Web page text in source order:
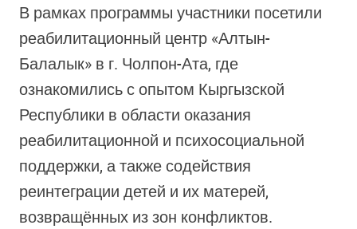
В рамках программы участники посетили
реабилитационный центр «Алтын-
Балалык» в г. Чолпон-Ата, где
ознакомились с опытом Кыргызской
Республики в области оказания
реабилитационной и психосоциальной
поддержки, а также содействия
реинтеграции детей и их матерей,
возвращённых из зон конфликтов.